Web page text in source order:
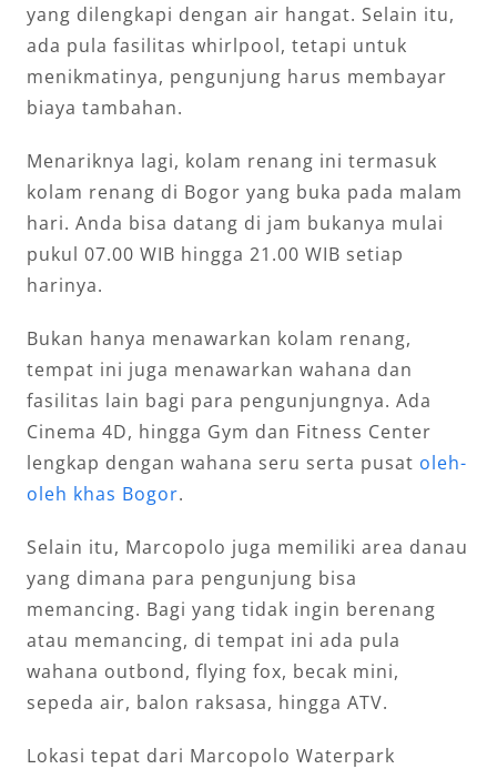
yang dilengkapi dengan air hangat. Selain itu,
ada pula fasilitas whirlpool, tetapi untuk
menikmatinya, pengunjung harus membayar
biaya tambahan.
Menariknya lagi, kolam renang ini termasuk
kolam renang di Bogor yang buka pada malam
hari. Anda bisa datang di jam bukanya mulai
pukul 07.00 WIB hingga 21.00 WIB setiap
harinya.
Bukan hanya menawarkan kolam renang,
tempat ini juga menawarkan wahana dan
fasilitas lain bagi para pengunjungnya. Ada
Cinema 4D, hingga Gym dan Fitness Center
lengkap dengan wahana seru serta pusat oleh-
oleh khas Bogor.
Selain itu, Marcopolo juga memiliki area danau
yang dimana para pengunjung bisa
memancing. Bagi yang tidak ingin berenang
atau memancing, di tempat ini ada pula
wahana outbond, flying fox, becak mini,
sepeda air, balon raksasa, hingga ATV.
Lokasi tepat dari Marcopolo Waterpark